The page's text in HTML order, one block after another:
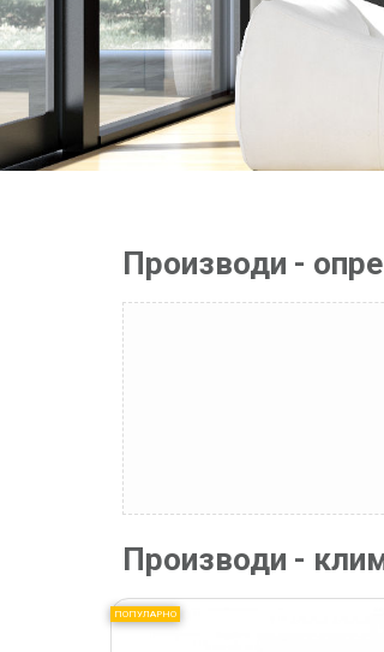
Производи -
Производи -
ПОПУЛАРНО